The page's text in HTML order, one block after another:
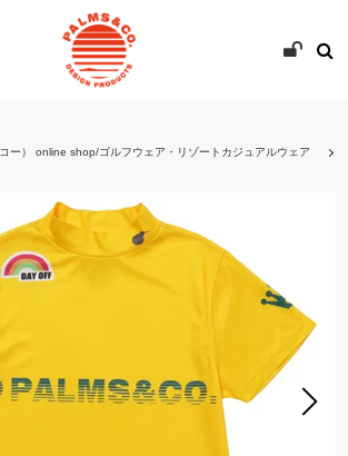
ー） online shop/ゴルフウェア・リゾートカジュアルウェア